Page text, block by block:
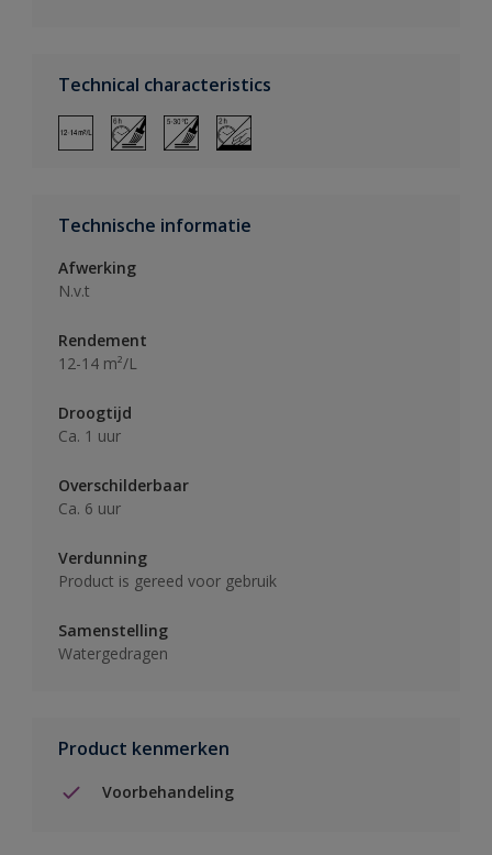
Technical characteristics
Technische informatie
Afwerking
N.v.t
Rendement
12-14 m²/L
Droogtijd
Ca. 1 uur
Overschilderbaar
Ca. 6 uur
Verdunning
Product is gereed voor gebruik
Samenstelling
Watergedragen
Product kenmerken
Voorbehandeling